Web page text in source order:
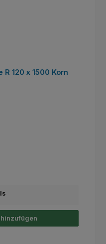
120 x 1500 Korn